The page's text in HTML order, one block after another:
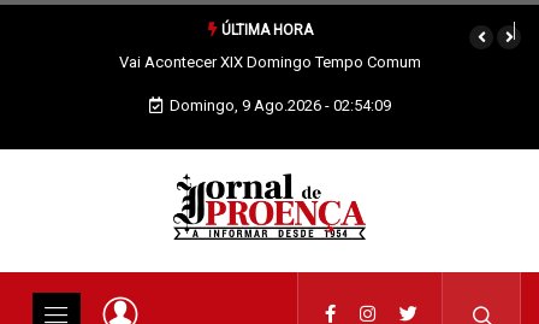
ÚLTIMA HORA
Vai Acontecer XIX Domingo Tempo Comum
Domingo, 9 Ago.2026 - 02:54:10